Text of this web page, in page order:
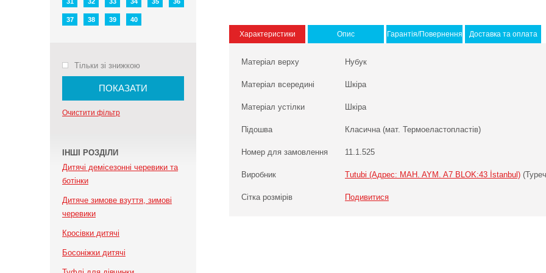
Характеристики Опис Гарантія/Повернення Доставка та оплата
Матеріал верху Нубук
Матеріал всередині Шкіра
Матеріал устілки Шкіра
Підошва Класична (мат. Термоеластопластів)
Номер для замовлення 11.1.525
Виробник Tutubi (Адрес: MAH. AYM. A7 BLOK:43 İstanbul)
Сітка розмірів Подивитися
37 38 39 40
Тільки зі знижкою
ПОКАЗАТИ
Очистити фільтр
ІНШІ РОЗДІЛИ
Дитячі демісезонні черевики та
ботінки
Дитяче зимове взуття, зимові
черевики
Кросівки дитячі
Босоніжки дитячі